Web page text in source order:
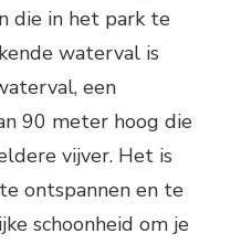
die in het park te
waterval is
een
90 meter hoog die
vijver. Het is
ontspannen en te
schoonheid om je